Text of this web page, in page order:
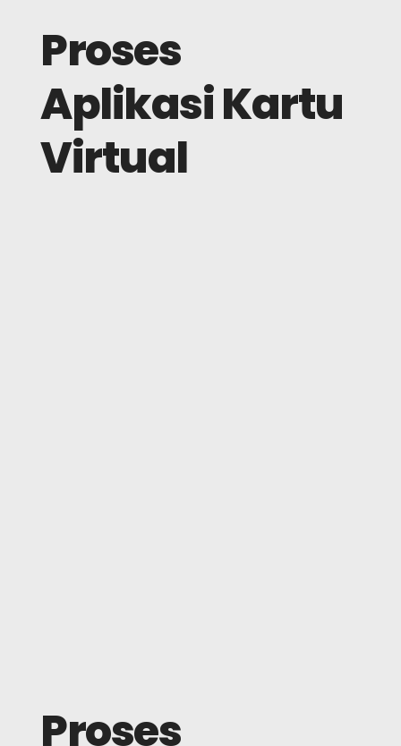
Proses
Aplikasi Kartu
Virtual
Proses